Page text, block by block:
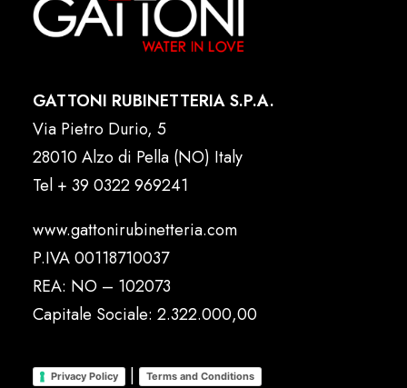
GATTONI RUBINETTERIA S.P.A.
Via Pietro Durio, 5
28010 Alzo di Pella (NO) Italy
Tel + 39 0322 969241
www.gattonirubinetteria.com
P.IVA 00118710037
REA: NO – 102073
Capitale Sociale: 2.322.000,00
Privacy Policy | Terms and Conditions